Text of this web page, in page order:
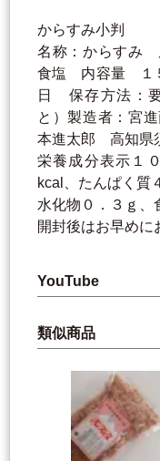
からすみ小判
名称：からすみ
食塩 内容量 １
日 保存方法：
と）製造者：宮
本進太郎 高知県
栄養成分表示１
kcal、たんぱく質
水化物０．３ｇ、
開封後はお早めに
YouTube
類似商品